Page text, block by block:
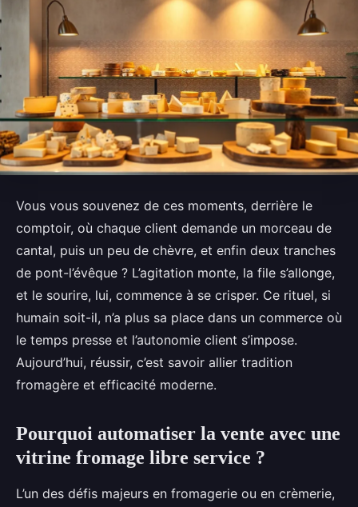
Vous vous souvenez de ces moments, derrière le
comptoir, où chaque client demande un morceau de
cantal, puis un peu de chèvre, et enfin deux tranches
de pont-l’évêque ? L’agitation monte, la file s’allonge,
et le sourire, lui, commence à se crisper. Ce rituel, si
humain soit-il, n’a plus sa place dans un commerce où
le temps presse et l’autonomie client s’impose.
Aujourd’hui, réussir, c’est savoir allier tradition
fromagère et efficacité moderne.
Pourquoi automatiser la vente avec une
vitrine fromage libre service ?
L’un des défis majeurs en fromagerie ou en crèmerie,